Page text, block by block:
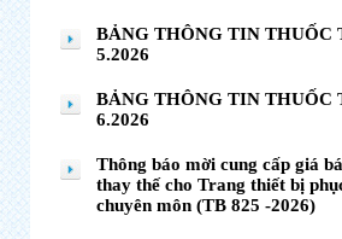
BẢNG THÔNG TIN THUỐC
5.2026
BẢNG THÔNG TIN THUỐC
6.2026
Thông báo mời cung cấp giá
thay thế cho Trang thiết bị
chuyên môn (TB 825 -2026)